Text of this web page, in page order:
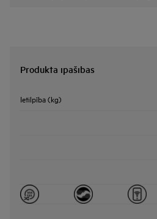
Produkta īpašības
Ietilpība (kg)